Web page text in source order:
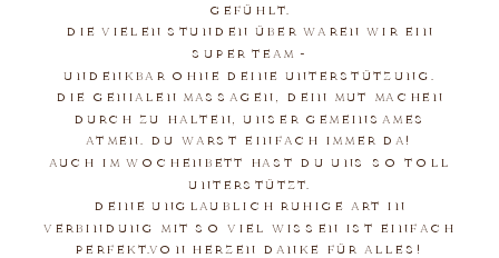
EFÜHLT.
DIE VIELEN STUNDEN ÜBER WAREN WIR EIN
SUPER TEAM -
UNDENKBAR OHNE DEINE UNTERSTÜTZUNG.
DIE GENIALEN MASSAGEN, DEIN MUT MACHEN
DURCH ZU HALTEN, UNSER GEMEINSAMES
ATMEN. DU WARST EINFACH IMMER DA!
AUCH IM WOCHENBETT HAST DU UNS SO TOLL
UNTERSTÜTZT.
DEINE UNGLAUBLICH RUHIGE ART IN
VERBINDUNG MIT SO VIEL WISSEN IST EINFACH
PERFEKT.VON HERZEN DANKE FÜR ALLES!